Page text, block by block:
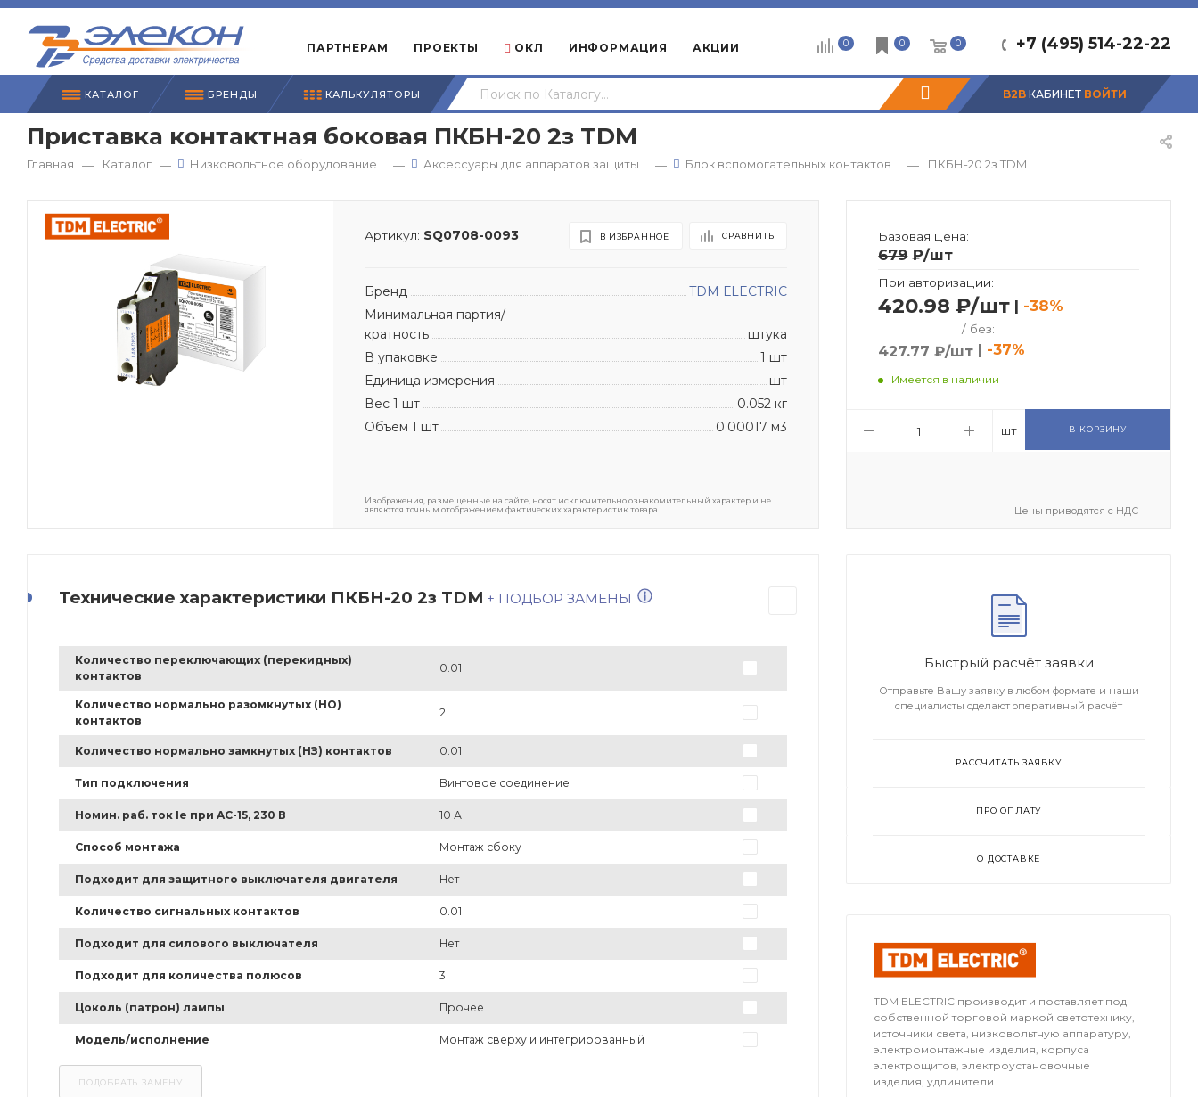
ПАРТНЕРАМ ПРОЕКТЫ ОКЛ ИНФОРМАЦИЯ АКЦИИ +7 (495) 514-22-22
0 0 0
B2B КАБИНЕТ ВОЙТИ
КАТАЛОГ БРЕНДЫ КАЛЬКУЛЯТОРЫ
Приставка контактная боковая ПКБН-20 2з TDM
Главная — Каталог — Низковольтное оборудование — Аксессуары для аппаратов защиты — Блок вспомогательных контактов — ПКБН-20 2з TDM
Артикул: SQ0708-0093 В ИЗБРАННОЕ СРАВНИТЬ
Бренд
TDM ЕLECTRIC
Минимальная партия/
кратность
штука
В упаковке
1 шт
Единица измерения
шт
Вес 1 шт
0.052 кг
Объем 1 шт
0.00017 м3
Изображения, размещенные на сайте, носят исключительно ознакомительный характер и не
являются точным отображением фактических характеристик товара.
Базовая цена:
679₽/шт
При авторизации:
420.98 ₽/шт | -38%
/ без:
427.77 ₽/шт | -37%
Имеется в наличии
шт В КОРЗИНУ
Цены приводятся с НДС
Технические характеристики ПКБН-20 2з TDM + ПОДБОР ЗАМЕНЫ
Количество переключающих (перекидных)
контактов
0.01
Количество нормально разомкнутых (НО)
контактов
2
Количество нормально замкнутых (НЗ) контактов 0.01
Тип подключения Винтовое соединение
Номин. раб. ток Ie при AC-15, 230 В 10 А
Способ монтажа Монтаж сбоку
Подходит для защитного выключателя двигателя Нет
Количество сигнальных контактов 0.01
Подходит для силового выключателя Нет
Подходит для количества полюсов 3
Цоколь (патрон) лампы Прочее
Модель/исполнение Монтаж сверху и интегрированный
Быстрый расчёт заявки
Отправьте Вашу заявку в любом формате и наши
специалисты сделают оперативный расчёт
РАССЧИТАТЬ ЗАЯВКУ
ПРО ОПЛАТУ
О ДОСТАВКЕ
TDM ЕLECTRIC производит и поставляет под
собственной торговой маркой светотехнику,
источники света, низковольтную аппаратуру,
электромонтажные изделия, корпуса
электрощитов, электроустановочные
изделия, удлинители.